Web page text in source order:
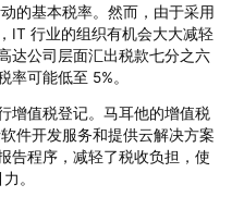
的基本税率。然而，由于采用
IT 行业的组织有机会大大减轻
达公司层面汇出税款七分之六
率可能低至 5%。
增值税登记。马耳他的增值税
件开发服务和提供云解决方案
告程序，减轻了税收负担，使
。